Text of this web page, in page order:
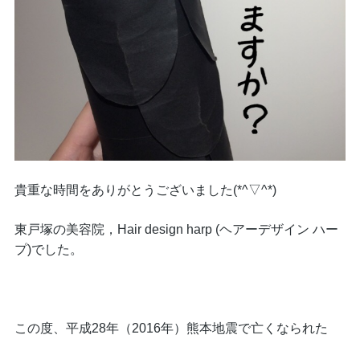
貴重な時間をありがとうございました(*^▽^*)
東戸塚の美容院，Hair design harp (ヘアーデザイン ハー
プ)でした。
この度、平成28年（2016年）熊本地震で亡くなられた